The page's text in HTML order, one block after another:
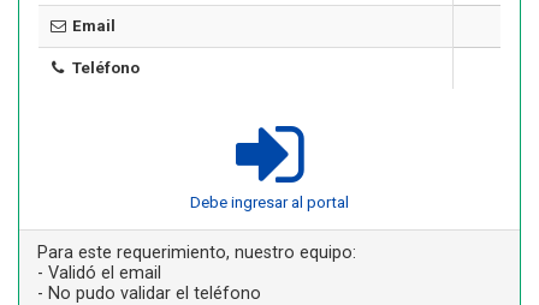
Email
Teléfono
Debe ingresar al portal
Para este requerimiento, nuestro equipo:
- Validó el email
- No pudo validar el teléfono